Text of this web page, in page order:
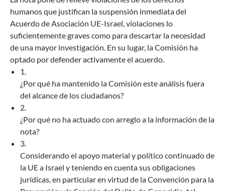
humanos que justifican la suspensión inmediata del
Acuerdo de Asociación UE-Israel, violaciones lo
suficientemente graves como para descartar la necesidad
de una mayor investigación. En su lugar, la Comisión ha
optado por defender activamente el acuerdo.
1.
¿Por qué ha mantenido la Comisión este análisis fuera
del alcance de los ciudadanos?
2.
¿Por qué no ha actuado con arreglo a la información de la
nota?
3.
Considerando el apoyo material y político continuado de
la UE a Israel y teniendo en cuenta sus obligaciones
jurídicas, en particular en virtud de la Convención para la